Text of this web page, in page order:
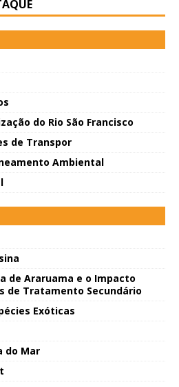
do Rio São Francisco
de Transpor
Ambiental
de Araruama e o Impacto
de Tratamento Secundário
Exóticas
do Mar